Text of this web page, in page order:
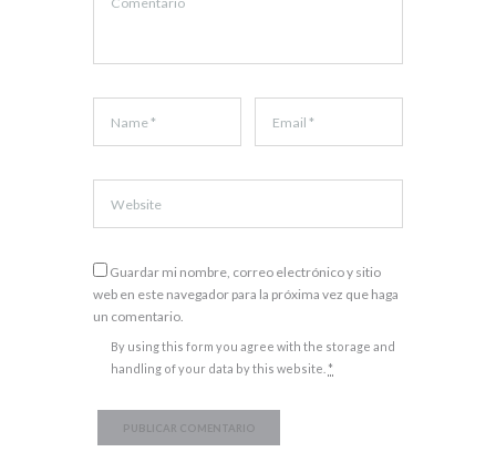
Guardar mi nombre, correo electrónico y sitio
web en este navegador para la próxima vez que haga
un comentario.
By using this form you agree with the storage and
handling of your data by this website. *